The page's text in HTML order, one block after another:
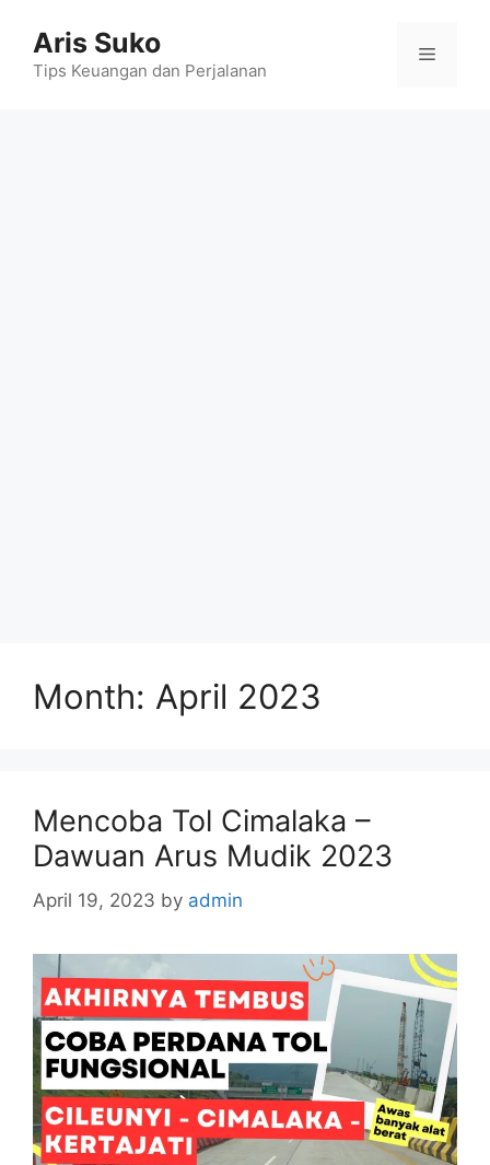
content
Aris Suko
Tips Keuangan dan Perjalanan
Menu
Month: April 2023
Mencoba Tol Cimalaka –
Dawuan Arus Mudik 2023
April 19, 2023 by admin